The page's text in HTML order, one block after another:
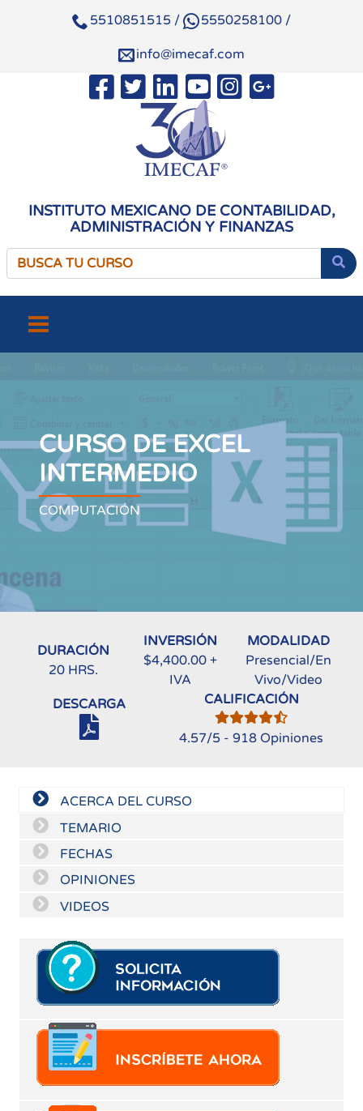
5510851515 / 5550258100 /
info@imecaf.com
INSTITUTO MEXICANO DE CONTABILIDAD,
ADMINISTRACIÓN Y FINANZAS
CURSO DE EXCEL
INTERMEDIO
COMPUTACIÓN
DURACIÓN
20 HRS.
INVERSIÓN
$4,400.00 +
IVA
MODALIDAD
Presencial/En
Vivo/Video
DESCARGA
CALIFICACIÓN
4.57/5 - 918 Opiniones
ACERCA DEL CURSO
TEMARIO
FECHAS
OPINIONES
VIDEOS